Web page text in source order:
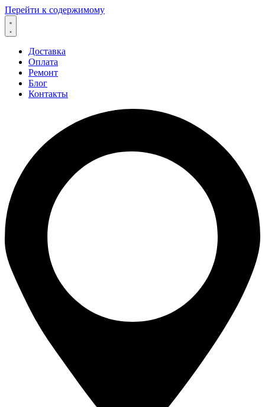
Перейти к содержимому
Доставка
Оплата
Ремонт
Блог
Контакты